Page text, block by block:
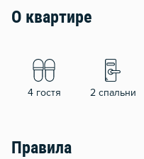
О квартире
4 гостя 2 спальни
Правила